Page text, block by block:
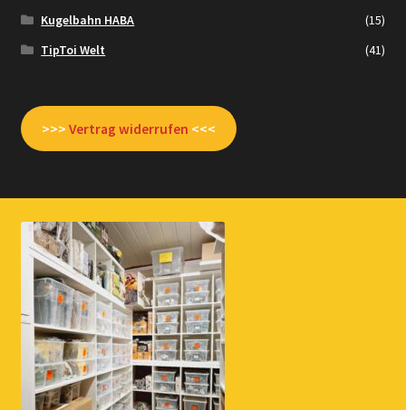
Kugelbahn HABA
(15)
TipToi Welt
(41)
>>> Vertrag widerrufen <<<